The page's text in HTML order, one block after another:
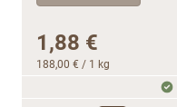
1,88 €
188,00 € / 1 kg